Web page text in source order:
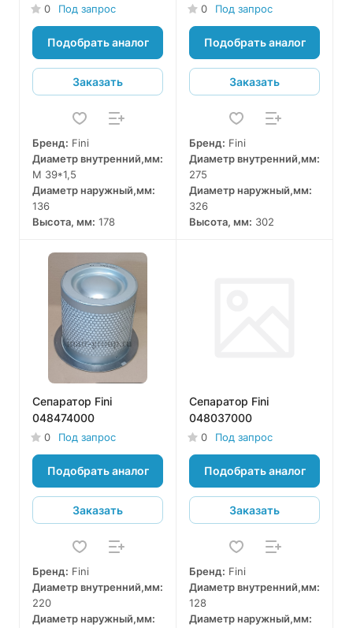
0 Под запрос
Подобрать аналог
Заказать
Бренд: Fini
Диаметр внутренний,мм:
M 39*1,5
Диаметр наружный,мм:
136
Высота, мм: 178
0 Под запрос
Подобрать аналог
Заказать
Бренд: Fini
Диаметр внутренний,мм:
275
Диаметр наружный,мм:
326
Высота, мм: 302
Сепаратор Fini
048474000
0 Под запрос
Подобрать аналог
Заказать
Бренд: Fini
Диаметр внутренний,мм:
220
Диаметр наружный,мм:
Сепаратор Fini
048037000
0 Под запрос
Подобрать аналог
Заказать
Бренд: Fini
Диаметр внутренний,мм:
128
Диаметр наружный,мм: